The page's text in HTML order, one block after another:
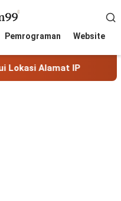
Pemrograman Website
IP MaxMind